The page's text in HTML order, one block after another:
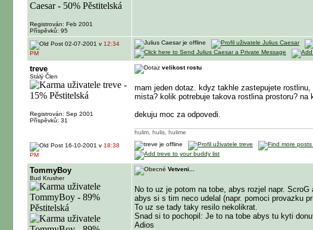
Registrován: Feb 2001
Příspěvků: 95
02-07-2001 v 12:34
PM
treve
Stálý Člen
Registrován: Sep 2001
Příspěvků: 31
velikost rostu
mam jeden dotaz. kdyz takhle zastepujete
mista? kolik potrebuje takova rostlina prostoru?
dekuju moc za odpovedi.
hulim, hulis, hulime
16-10-2001 v 18:38
PM
TommyBoy
Bud Krusher
Vetveni...
No to uz je potom na tobe, abys rozjel napr.
abys si s tim neco udelal (napr. pomoci provazku
To uz se tady taky resilo nekolikrat.
Snad si to pochopil: Je to na tobe abys tu kyti
Adios